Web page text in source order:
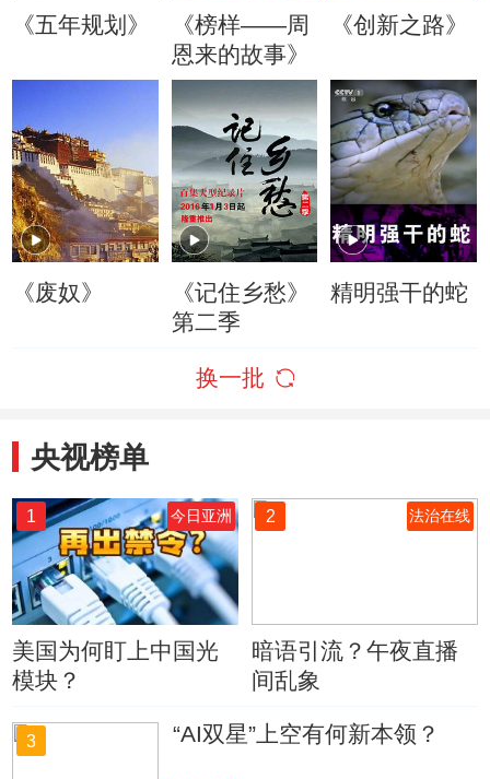
《五年规划》
《榜样——周
恩来的故事》
《创新之路》
《废奴》
《记住乡愁》
第二季
精明强干的蛇
换一批
央视榜单
1 今日亚洲
美国为何盯上中国光
模块？
2 法治在线
暗语引流？午夜直播
间乱象
3 “AI双星”上空有何新本领？